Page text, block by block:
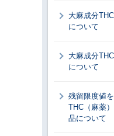
大麻成分
について
大麻成分
について
残留限度値
THC（麻薬
品について